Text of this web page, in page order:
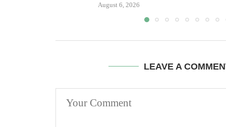
August 6, 2026
LEAVE A